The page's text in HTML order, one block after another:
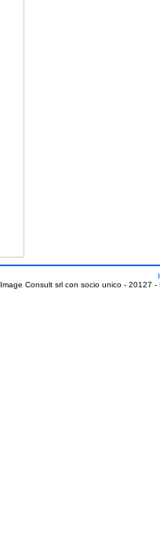
Image Consult srl con socio unico - 20127